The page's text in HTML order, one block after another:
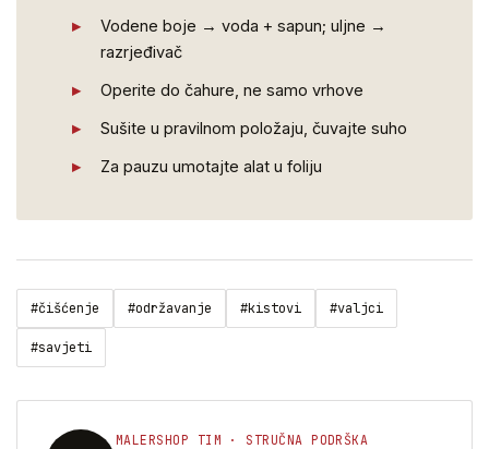
Vodene boje → voda + sapun; uljne →
razrjeđivač
Operite do čahure, ne samo vrhove
Sušite u pravilnom položaju, čuvajte suho
Za pauzu umotajte alat u foliju
#čišćenje #održavanje #kistovi #valjci
#savjeti
MALERSHOP TIM · STRUČNA PODRŠKA